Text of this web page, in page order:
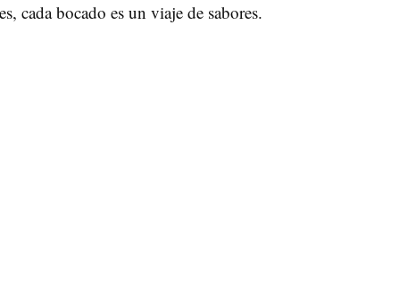
cada bocado es un viaje de sabores.